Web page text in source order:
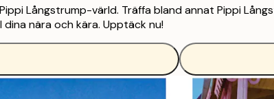
Långstrump-värld. Träffa bland annat Pippi
nära och kära. Upptäck nu!